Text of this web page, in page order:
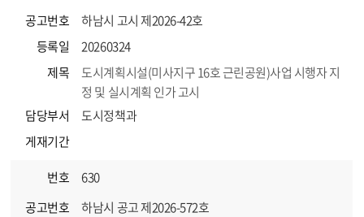
공고번호
하남시 고시 제2026-42호
등록일
20260324
제목
도시계획시설(미사지구 16호 근린공원)사업 시행자 지
정 및 실시계획 인가 고시
담당부서
도시정책과
게재기간
번호
630
공고번호
하남시 공고 제2026-572호